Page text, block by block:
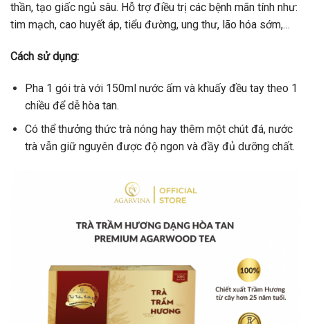
thần, tạo giấc ngủ sâu. Hỗ trợ điều trị các bệnh mãn tính như:
tim mạch, cao huyết áp, tiểu đường, ung thư, lão hóa sớm,…
Cách sử dụng:
Pha 1 gói trà với 150ml nước ấm và khuấy đều tay theo 1
chiều để dễ hòa tan.
Có thể thưởng thức trà nóng hay thêm một chút đá, nước
trà vẫn giữ nguyên được độ ngon và đầy đủ dưỡng chất.